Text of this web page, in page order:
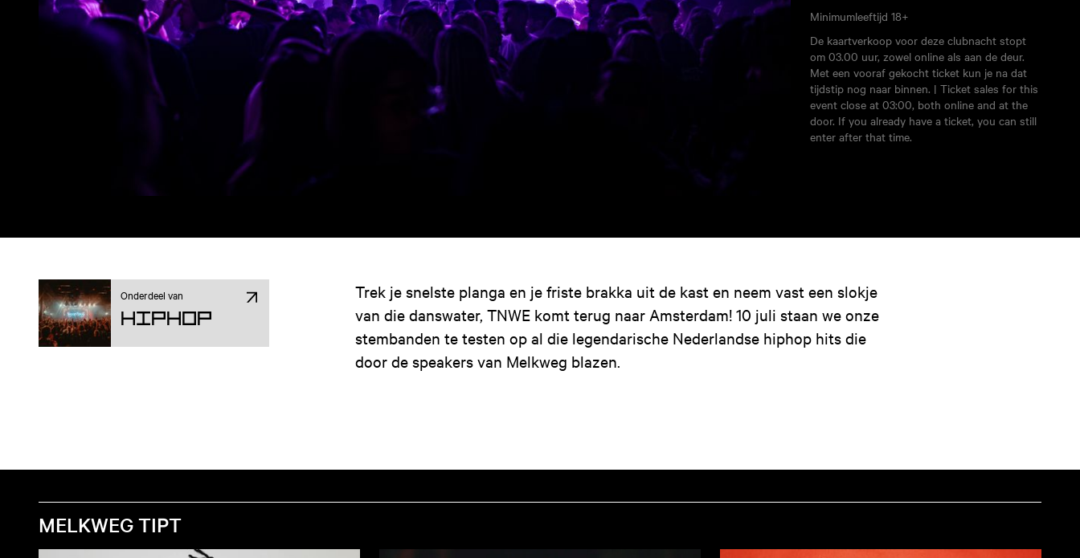
Minimumleeftijd 18+
De kaartverkoop voor deze clubnacht stopt
om 03.00 uur, zowel online als aan de deur.
Met een vooraf gekocht ticket kun je na dat
tijdstip nog naar binnen. | Ticket sales for this
event close at 03:00, both online and at the
door. If you already have a ticket, you can still
enter after that time.
Onderdeel van
Hiphop
Trek je snelste planga en je friste brakka uit de kast en neem vast een slokje
van die danswater, TNWE komt terug naar Amsterdam! 10 juli staan we onze
stembanden te testen op al die legendarische Nederlandse hiphop hits die
door de speakers van Melkweg blazen.
MELKWEG TIPT